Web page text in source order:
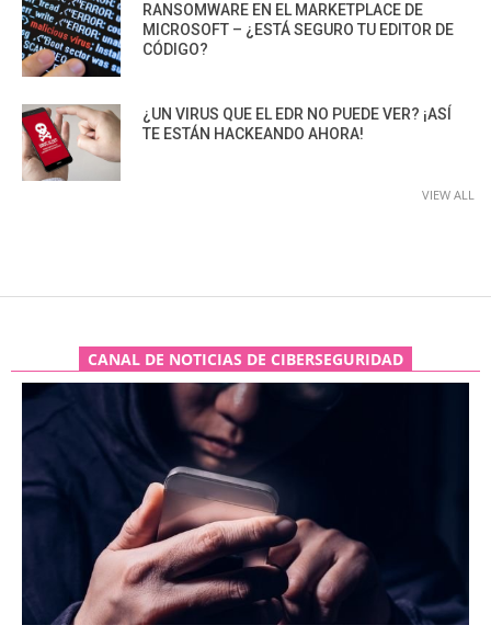
RANSOMWARE EN EL MARKETPLACE DE
MICROSOFT – ¿ESTÁ SEGURO TU EDITOR DE
CÓDIGO?
¿UN VIRUS QUE EL EDR NO PUEDE VER? ¡ASÍ
TE ESTÁN HACKEANDO AHORA!
VIEW ALL
CANAL DE NOTICIAS DE CIBERSEGURIDAD